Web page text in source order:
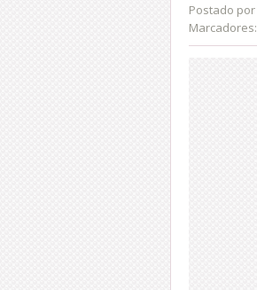
Postado por
Marcadores: